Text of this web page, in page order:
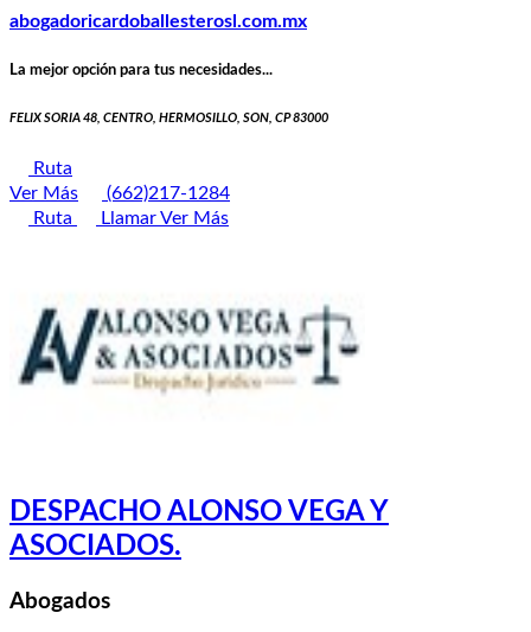
abogadoricardoballesterosl.com.mx
La mejor opción para tus necesidades...
FELIX SORIA 48, CENTRO, HERMOSILLO, SON, CP 83000
Ruta
Ver Más
(662)217-1284
Ruta
LlamarVer Más
DESPACHO ALONSO VEGA Y
ASOCIADOS.
Abogados